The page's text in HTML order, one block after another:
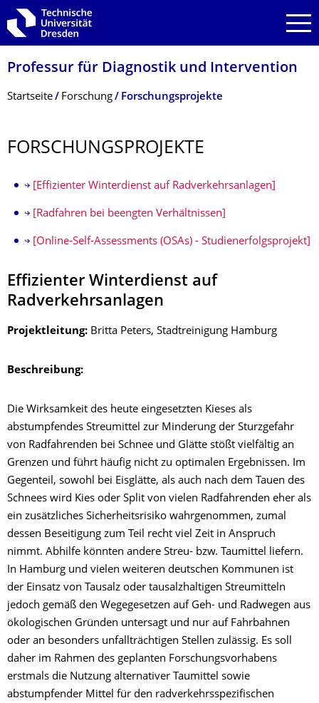
Zur Hauptnavigation springen
Zur Suche springen
Zum Inhalt springen
Professur für Diagnostik und Intervention
Breadcrumb-Menü
Startseite Forschung Forschungsprojekte
FORSCHUNGSPRO­JEKTE
[Effizienter Winterdienst auf Radverkehrsanlagen]
[Radfahren bei beengten Verhältnissen]
[Online-Self-Assessments (OSAs) - Studienerfolgsprojekt]
Effizienter Winterdienst auf
Radverkehrsanlagen
Projektleitung: Britta Peters, Stadtreinigung Hamburg
Beschreibung:
Die Wirksamkeit des heute eingesetzten Kieses als
abstumpfendes Streumittel zur Minderung der Sturzgefahr
von Radfahrenden bei Schnee und Glätte stößt vielfältig an
Grenzen und führt häufig nicht zu optimalen Ergebnissen. Im
Gegenteil, sowohl bei Eisglätte, als auch nach dem Tauen des
Schnees wird Kies oder Split von vielen Radfahrenden eher als
ein zusätzliches Sicherheitsrisiko wahrgenommen, zumal
dessen Beseitigung zum Teil recht viel Zeit in Anspruch
nimmt. Abhilfe könnten andere Streu- bzw. Taumittel liefern.
In Hamburg und vielen weiteren deutschen Kommunen ist
der Einsatz von Tausalz oder tausalzhaltigen Streumitteln
jedoch gemäß den Wegegesetzen auf Geh- und Radwegen aus
ökologischen Gründen untersagt und nur auf Fahrbahnen
oder an besonders unfallträchtigen Stellen zulässig. Es soll
daher im Rahmen des geplanten Forschungsvorhabens
erstmals die Nutzung alternativer Taumittel sowie
abstumpfender Mittel für den radverkehrsspezifischen